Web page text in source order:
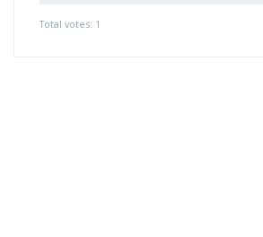
Total votes: 1